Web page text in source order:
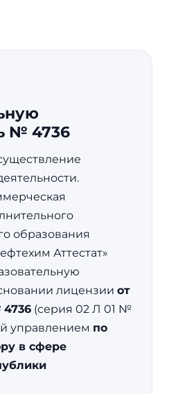
№ 4736
образования
Аттестат»
лицензии от
4736 (серия 02 Л 01 №
управлением по
в сфере